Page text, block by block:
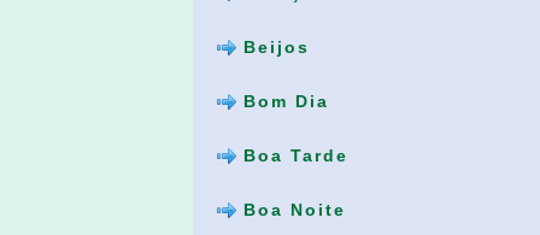
Beijos
Bom Dia
Boa Tarde
Boa Noite